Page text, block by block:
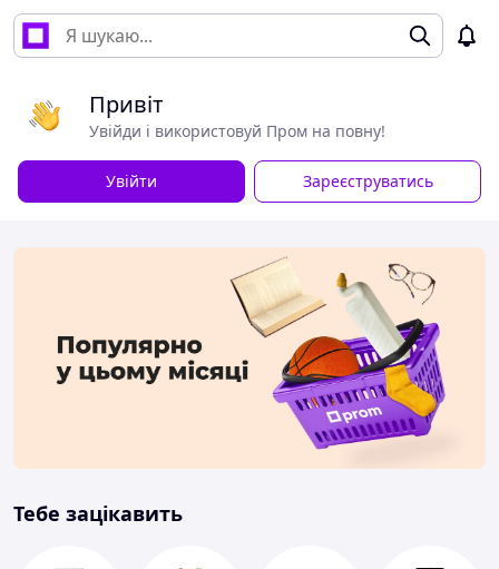
Привіт
Увійди і використовуй Пром на повну!
Увійти Зареєструватись
Тебе зацікавить